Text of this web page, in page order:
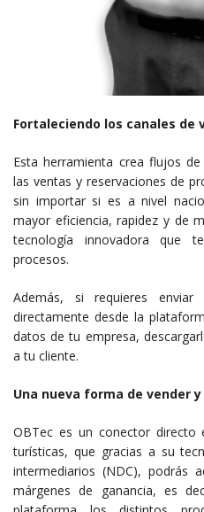
Fortaleciendo los canales de
Esta herramienta crea flujos
las ventas y reservaciones de
sin importar si es a nivel
mayor eficiencia, rapidez y de
tecnología innovadora que
procesos.
Además, si requieres enviar
directamente desde la
datos de tu empresa,
a tu cliente.
Una nueva forma de vender
OBTec es un conector directo
turísticas, que gracias a su
intermediarios (NDC), podrás
márgenes de ganancia, es